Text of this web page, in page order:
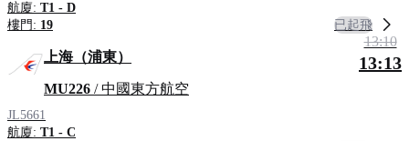
航廈: T1 - D
樓門: 19 已起飛
上海（浦東）
MU226 / 中國東方航空
JL5661
航廈: T1 - C
13:10
13:13